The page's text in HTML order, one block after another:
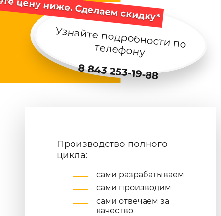
цену ниже. Сделаем скидку*
Узнайте подробности по
телефону
8 843 253-19-88
Производство полного
цикла:
сами разрабатываем
сами производим
сами отвечаем за
качество